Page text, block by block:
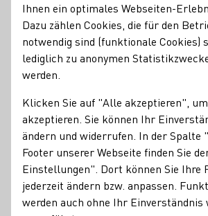
Weingut Marx
Ferienwohnung für 4 Personen
Mitgliedschaften
Vinissima - Frauen & Wein e.V.
Wine in
Weinland Nahe e.V.
Weinorden an der Nahe
Unterkunftsarten
Ferienwohnung
Kontakt
Ihnen ein optimales Webseiten-
Dazu zählen Cookies, die für den
notwendig sind (funktionale Cookies)
lediglich zu anonymen
werden.
Klicken Sie auf "Alle akzeptieren",
akzeptieren. Sie können Ihr
ändern und widerrufen. In der Spalte
Footer unserer Webseite finden Sie
Einstellungen". Dort können Sie Ihre
jederzeit ändern bzw. anpassen.
werden auch ohne Ihr Einverständnis